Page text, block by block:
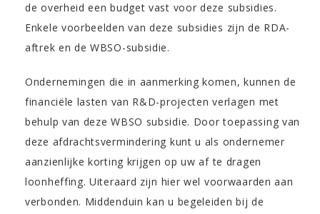
de overheid een budget vast voor deze subsidies.
Enkele voorbeelden van deze subsidies zijn de RDA-
aftrek en de WBSO-subsidie.
Ondernemingen die in aanmerking komen, kunnen de
financiële lasten van R&D-projecten verlagen met
behulp van deze WBSO subsidie. Door toepassing van
deze afdrachtsvermindering kunt u als ondernemer
aanzienlijke korting krijgen op uw af te dragen
loonheffing. Uiteraard zijn hier wel voorwaarden aan
verbonden. Middenduin kan u begeleiden bij de